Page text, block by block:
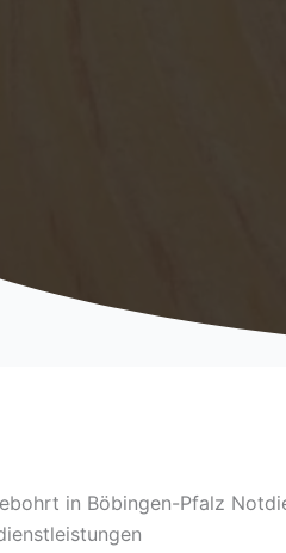
in Böbingen-Pfalz